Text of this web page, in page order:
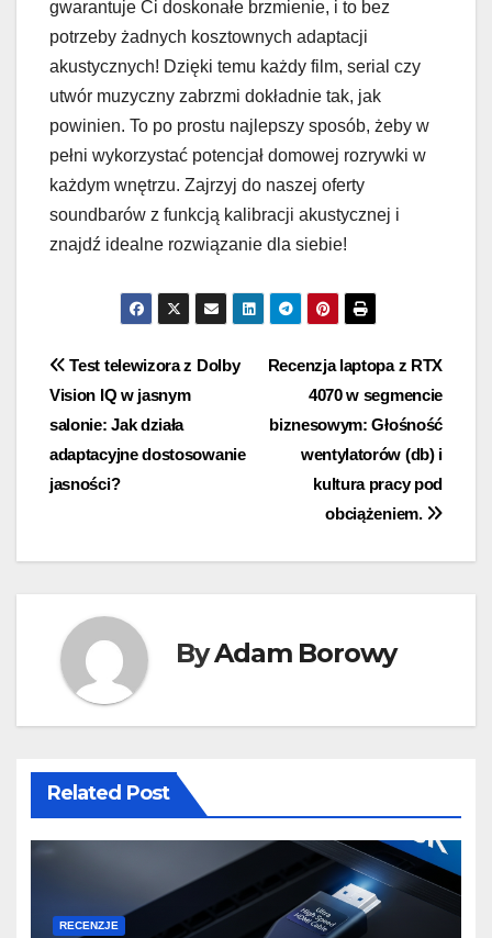
gwarantuje Ci doskonałe brzmienie, i to bez
potrzeby żadnych kosztownych adaptacji
akustycznych! Dzięki temu każdy film, serial czy
utwór muzyczny zabrzmi dokładnie tak, jak
powinien. To po prostu najlepszy sposób, żeby w
pełni wykorzystać potencjał domowej rozrywki w
każdym wnętrzu. Zajrzyj do naszej oferty
soundbarów z funkcją kalibracji akustycznej i
znajdź idealne rozwiązanie dla siebie!
Nawigacja
wpisu
Recenzja laptopa z RTX
4070 w segmencie
biznesowym: Głośność
wentylatorów (db) i
kultura pracy pod
obciążeniem.
Test telewizora z Dolby
Vision IQ w jasnym
salonie: Jak działa
adaptacyjne dostosowanie
jasności?
ByAdam Borowy
Related Post
RECENZJE